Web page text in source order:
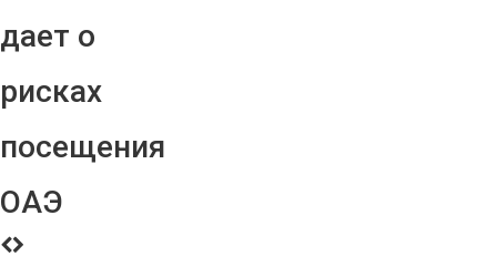
дает о
рисках
посещения
ОАЭ